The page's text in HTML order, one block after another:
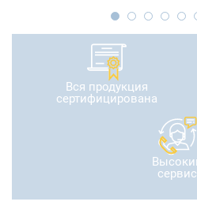
Вся продукция
сертифицирована
сервис